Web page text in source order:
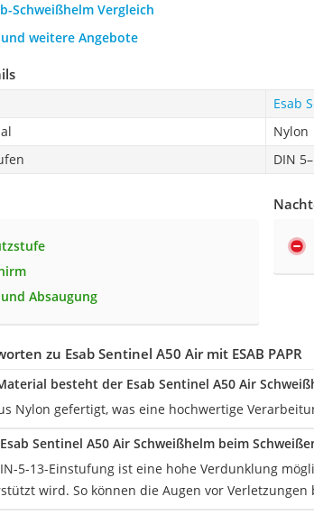
Schweißhelm Vergleich
weitere Angebote
Esab
Nylon
DIN
Absaugung
zu Esab Sentinel A50 Air mit ESAB PAPR
besteht der Esab Sentinel A50 Air
Nylon gefertigt, was eine hochwertige
Sentinel A50 Air Schweißhelm beim
5-13-Einstufung ist eine hohe Verdunklung
wird. So können die Augen vor Verletzungen